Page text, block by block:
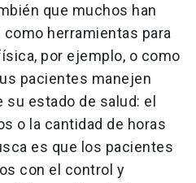
que muchos han
herramientas para
por ejemplo, o como
pacientes manejen
estado de salud: el
o la cantidad de horas
es que los pacientes
con el control y